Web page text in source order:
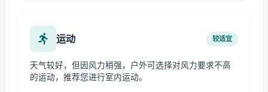
运动 较适宜
天气较好，但因风力稍强，户外可选择对风力要求不高
的运动，推荐您进行室内运动。